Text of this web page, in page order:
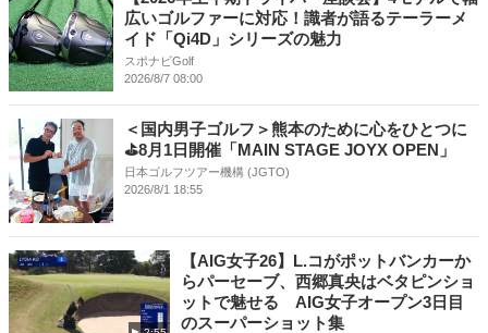
広いゴルファーに対応！識者が語るテーラーメ
イド「Qi4D」シリーズの魅力
スポナビGolf
2026/8/7 08:00
＜国内男子ゴルフ＞熊本のために心をひとつに
⛳8月1日開催「MAIN STAGE JOYX OPEN」
日本ゴルフツアー機構 (JGTO)
2026/8/1 18:55
【AIG女子26】L.コがポットバンカーか
らパーセーブ、西郷真央はベタピンショ
ットで魅せる AIG女子オープン3日目
のスーパーショット集